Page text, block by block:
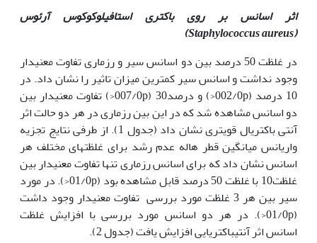
اثر اسانس بر روی باکتری استافیلوکوکوس آرئوس
(
Staphylococcus aureus
)
در غلظت 50 درصد بین دو اسانس سیر و رزماری تفاوت معنی‏دار
وجود نداشت و اسانس سیر کمترین میزان تاثیر را نشان داد. در
10 درصد (002/0p<) و درصد30 (007/0p<) تفاوت معنی‏دار بین
دو اسانس مشاهده شد که در این بین رزماری در هر دو حالت اثر
آنتی باکتریال قوی‏تری نشان داد (جدول 1). از طرفی نتایج تجزیه
واریانس میانگین قطر هاله عدم رشد برای غلظت‏های مختلف هر
اسانس نشان داد که برای اسانس رزماری تنها تفاوت معنی‏دار بین
غلظت10 با غلظت 50 درصد قابل مشاهده بود (01/0p<). در مورد
سیر بین هر 3 غلظت مورد بررسی تفاوت معنی‏دار وجود داشت
(01/0p<). در هر دو اسانس مورد بررسی با افزایش غلظت
اسانس اثر آنتی‏باکتریایی افزایش یافت (جدول 2).